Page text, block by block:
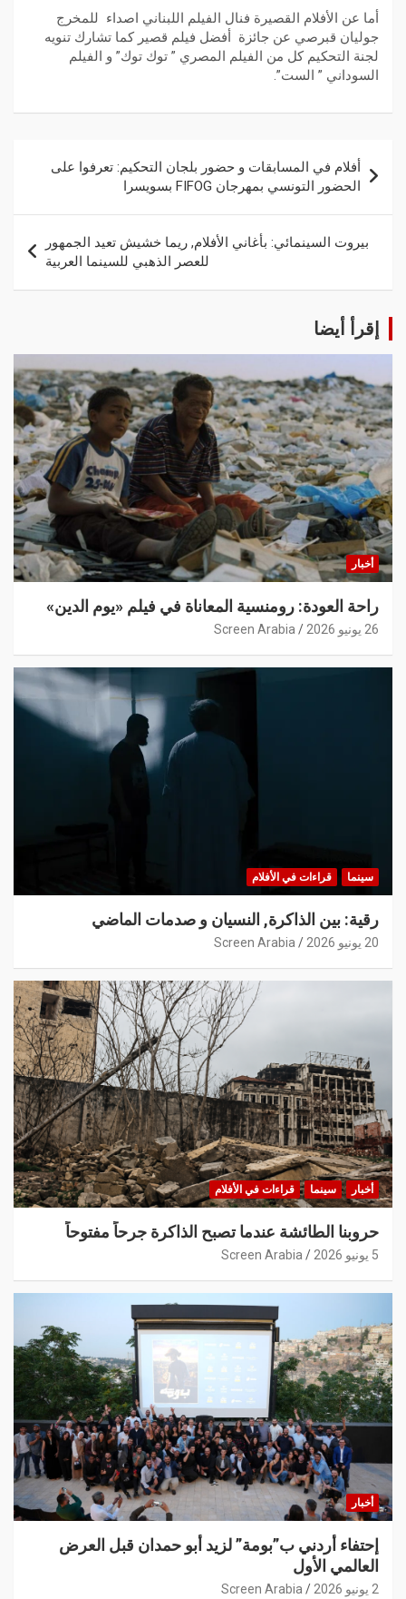
أما عن الأفلام القصيرة فنال الفيلم اللبناني اصداء للمخرج
جوليان قبرصي عن جائزة أفضل فيلم قصير كما تشارك تنويه
لجنة التحكيم كل من الفيلم المصري ” توك توك” و الفيلم
السوداني ” الست”.
أفلام في المسابقات و حضور بلجان التحكيم: تعرفوا على
الحضور التونسي بمهرجان FIFOG بسويسرا
بيروت السينمائي: بأغاني الأفلام, ريما خشيش تعيد الجمهور
للعصر الذهبي للسينما العربية
إقرأ أيضا
أخبار
راحة العودة: رومنسية المعاناة في فيلم «يوم الدين»
26 يونيو 2026 Screen Arabia
سينما قراءات في الأفلام
رقية: بين الذاكرة, النسيان و صدمات الماضي
20 يونيو 2026 Screen Arabia
أخبار سينما قراءات في الأفلام
حروبنا الطائشة عندما تصبح الذاكرة جرحاً مفتوحاً
5 يونيو 2026 Screen Arabia
أخبار
إحتفاء أردني ب”بومة” لزيد أبو حمدان قبل العرض
العالمي الأول
2 يونيو 2026 Screen Arabia